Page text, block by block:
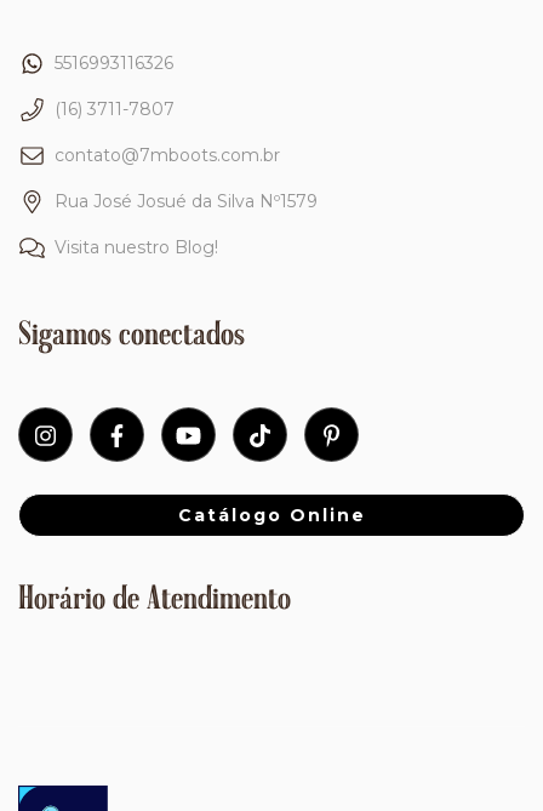
5516993116326
(16) 3711-7807
contato@7mboots.com.br
Rua José Josué da Silva Nº1579
Visita nuestro Blog!
Sigamos conectados
Catálogo Online
Horário de Atendimento